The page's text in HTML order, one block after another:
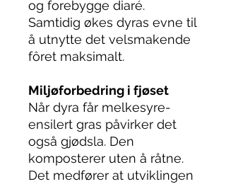
og forebygge diaré.
Samtidig økes dyras evne til
å utnytte det velsmakende
fôret maksimalt.
Miljøforbedring i fjøset
Når dyra får melkesyre-
ensilert gras påvirker det
også gjødsla. Den
komposterer uten å råtne.
Det medfører at utviklingen